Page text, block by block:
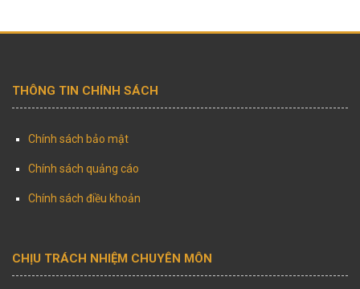
THÔNG TIN CHÍNH SÁCH
Chính sách bảo mật
Chính sách quảng cáo
Chính sách điều khoản
CHỊU TRÁCH NHIỆM CHUYÊN MÔN